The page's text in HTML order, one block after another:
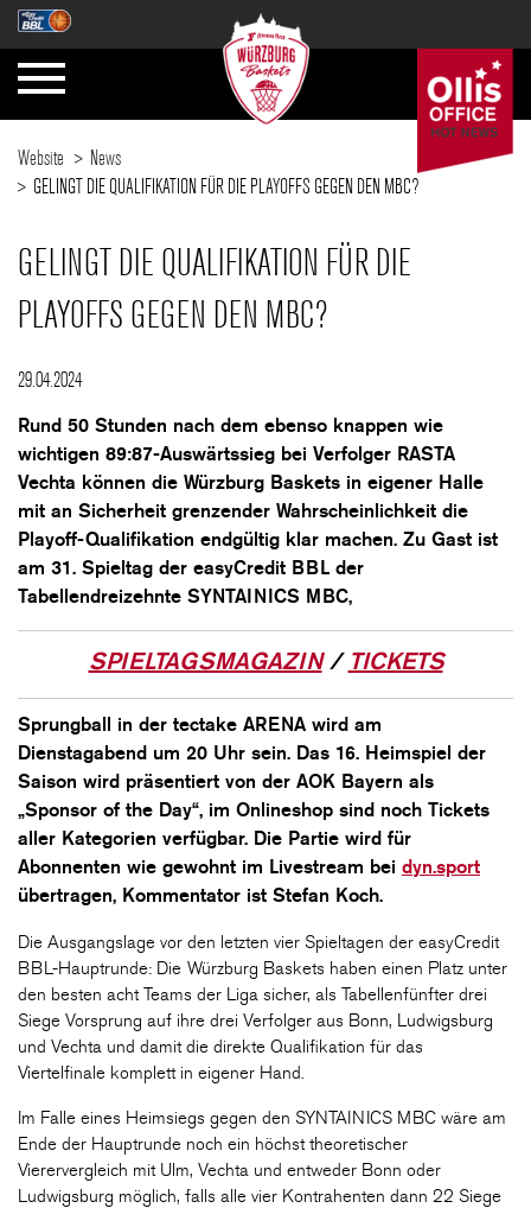
Website
News
GELINGT DIE QUALIFIKATION FÜR DIE PLAYOFFS GEGEN DEN MBC?
GELINGT DIE QUALIFIKATION FÜR DIE
PLAYOFFS GEGEN DEN MBC?
29.04.2024
Rund 50 Stunden nach dem ebenso knappen wie
wichtigen 89:87-Auswärtssieg bei Verfolger RASTA
Vechta können die Würzburg Baskets in eigener Halle
mit an Sicherheit grenzender Wahrscheinlichkeit die
Playoff-Qualifikation endgültig klar machen. Zu Gast ist
am 31. Spieltag der easyCredit BBL der
Tabellendreizehnte SYNTAINICS MBC,
SPIELTAGSMAGAZIN/ TICKETS
Sprungball in der tectake ARENA wird am
Dienstagabend um 20 Uhr sein. Das 16. Heimspiel der
Saison wird präsentiert von der AOK Bayern als
„Sponsor of the Day“, im Onlineshop sind noch Tickets
aller Kategorien verfügbar. Die Partie wird für
Abonnenten wie gewohnt im Livestream bei dyn.sport
übertragen, Kommentator ist Stefan Koch.
Die Ausgangslage vor den letzten vier Spieltagen der easyCredit
BBL-Hauptrunde: Die Würzburg Baskets haben einen Platz unter
den besten acht Teams der Liga sicher, als Tabellenfünfter drei
Siege Vorsprung auf ihre drei Verfolger aus Bonn, Ludwigsburg
und Vechta und damit die direkte Qualifikation für das
Viertelfinale komplett in eigener Hand.
Im Falle eines Heimsiegs gegen den SYNTAINICS MBC wäre am
Ende der Hauptrunde noch ein höchst theoretischer
Vierervergleich mit Ulm, Vechta und entweder Bonn oder
Ludwigsburg möglich, falls alle vier Kontrahenten dann 22 Siege